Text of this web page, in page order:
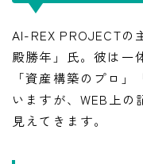
AI-REX PROJECTの
殿勝年」氏。彼は一
「資産構築のプロ
いますが、WEB上
見えてきます。